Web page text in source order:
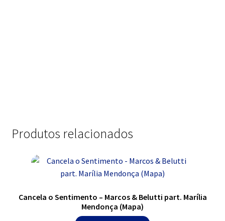
Produtos relacionados
Cancela o Sentimento – Marcos & Belutti part. Marília
Mendonça (Mapa)